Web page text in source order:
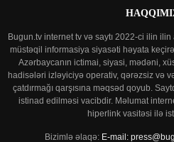
Bugun.tv internet tv və saytı 2022-ci ilin
müstəqil informasiya siyasəti həyata
Azərbaycanın ictimai, siyasi, mədəni,
hadisələri izləyiciyə operativ, qərəzsiz və
çatdırmağı qarşısına məqsəd qoyub.
istinad edilməsi vacibdir. Məlumat
hiperlink vasitəsi ilə
Bizimlə əlaqə: E-mail: